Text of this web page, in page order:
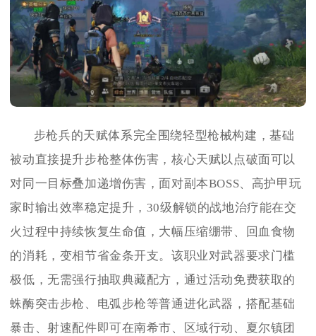
步枪兵的天赋体系完全围绕轻型枪械构建，基础
被动直接提升步枪整体伤害，核心天赋以点破面可以
对同一目标叠加递增伤害，面对副本BOSS、高护甲玩
家时输出效率稳定提升，30级解锁的战地治疗能在交
火过程中持续恢复生命值，大幅压缩绷带、回血食物
的消耗，变相节省金条开支。该职业对武器要求门槛
极低，无需强行抽取典藏配方，通过活动免费获取的
蛛酶突击步枪、电弧步枪等普通进化武器，搭配基础
暴击、射速配件即可在南希市、区域行动、夏尔镇团